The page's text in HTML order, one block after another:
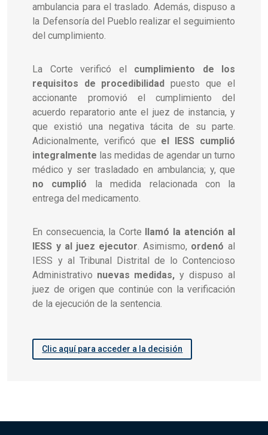
ambulancia para el traslado. Además, dispuso a
la Defensoría del Pueblo realizar el seguimiento
del cumplimiento.
La Corte verificó el cumplimiento de los
requisitos de procedibilidad puesto que el
accionante promovió el cumplimiento del
acuerdo reparatorio ante el juez de instancia, y
que existió una negativa tácita de su parte.
Adicionalmente, verificó que el IESS cumplió
integralmente las medidas de agendar un turno
médico y ser trasladado en ambulancia; y, que
no cumplió la medida relacionada con la
entrega del medicamento.
En consecuencia, la Corte llamó la atención al
IESS y al juez ejecutor. Asimismo, ordenóal
IESS y al Tribunal Distrital de lo Contencioso
Administrativo nuevas medidas, y dispuso al
juez de origen que continúe con la verificación
de la ejecución de la sentencia.
Clic aquí para acceder a la decisión